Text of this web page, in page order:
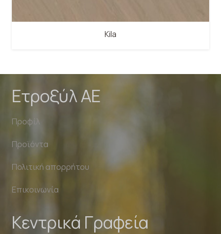
Kila
Ετροξύλ ΑΕ
Προφίλ
Προϊόντα
Πολιτική απορρήτου
Επικοινωνία
Κεντρικά Γραφεία